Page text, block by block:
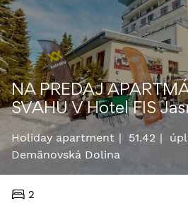
NA PREDAJ
SVAHU V Hotel FIS
Holiday apartment 51.42
Demänovská Dolina
2